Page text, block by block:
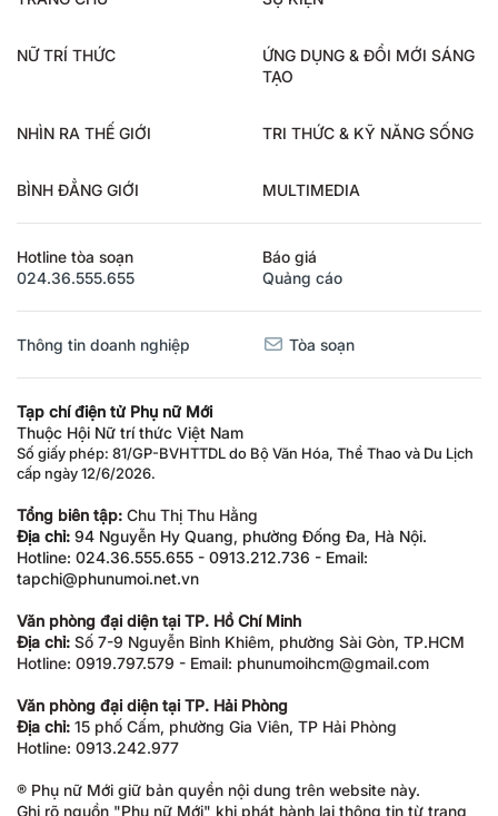
NỮ TRÍ THỨC
ỨNG DỤNG & ĐỔI MỚI SÁNG
TẠO
NHÌN RA THẾ GIỚI TRI THỨC & KỸ NĂNG SỐNG
BÌNH ĐẲNG GIỚI MULTIMEDIA
Hotline tòa soạn
024.36.555.655
Báo giá
Quảng cáo
Thông tin doanh nghiệp Tòa soạn
Tạp chí điện tử Phụ nữ Mới
Thuộc Hội Nữ trí thức Việt Nam
Số giấy phép: 81/GP-BVHTTDL do Bộ Văn Hóa, Thể Thao và Du Lịch
cấp ngày 12/6/2026.
Tổng biên tập: Chu Thị Thu Hằng
Địa chỉ: 94 Nguyễn Hy Quang, phường Đống Đa, Hà Nội.
Hotline: 024.36.555.655 - 0913.212.736 - Email:
tapchi@phunumoi.net.vn
Văn phòng đại diện tại TP. Hồ Chí Minh
Địa chỉ: Số 7-9 Nguyễn Bỉnh Khiêm, phường Sài Gòn, TP.HCM
Hotline: 0919.797.579 - Email: phunumoihcm@gmail.com
Văn phòng đại diện tại TP. Hải Phòng
Địa chỉ: 15 phố Cấm, phường Gia Viên, TP Hải Phòng
Hotline: 0913.242.977
® Phụ nữ Mới giữ bản quyền nội dung trên website này.
Ghi rõ nguồn "Phụ nữ Mới" khi phát hành lại thông tin từ trang